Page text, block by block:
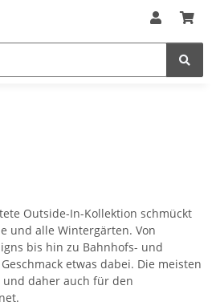
Outside-In-Kollektion schmückt
und alle Wintergärten. Von
bis hin zu Bahnhofs- und
etwas dabei. Die meisten
daher auch für den